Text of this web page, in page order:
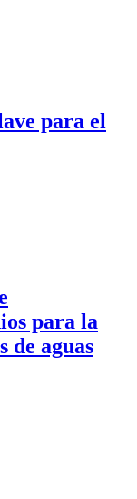
para el
para la
de aguas